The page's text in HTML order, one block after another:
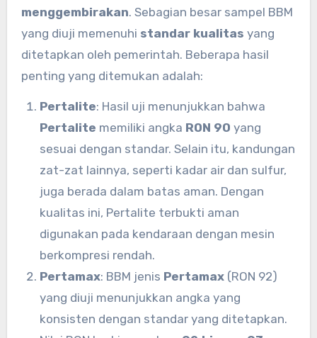
menggembirakan. Sebagian besar sampel BBM
yang diuji memenuhi standar kualitas yang
ditetapkan oleh pemerintah. Beberapa hasil
penting yang ditemukan adalah:
Pertalite: Hasil uji menunjukkan bahwa
Pertalite memiliki angka RON 90 yang
sesuai dengan standar. Selain itu, kandungan
zat-zat lainnya, seperti kadar air dan sulfur,
juga berada dalam batas aman. Dengan
kualitas ini, Pertalite terbukti aman
digunakan pada kendaraan dengan mesin
berkompresi rendah.
Pertamax: BBM jenis Pertamax(RON 92)
yang diuji menunjukkan angka yang
konsisten dengan standar yang ditetapkan.